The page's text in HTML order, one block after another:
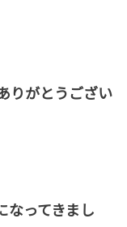
りがとうござい
なってきまし